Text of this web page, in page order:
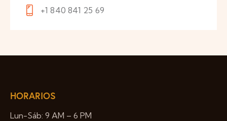
+1 840 841 25 69
HORARIOS
Lun-Sáb: 9 AM – 6 PM